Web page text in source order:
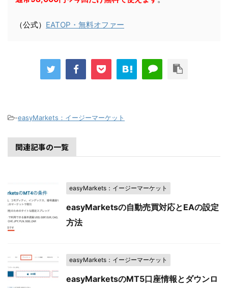
（公式） EATOP・無料オファー
-easyMarkets：イージーマーケット
関連記事の一覧
easyMarkets：イージーマーケット
easyMarketsの自動売買対応とEAの設定
方法
easyMarkets：イージーマーケット
easyMarketsのMT5口座情報とダウンロ